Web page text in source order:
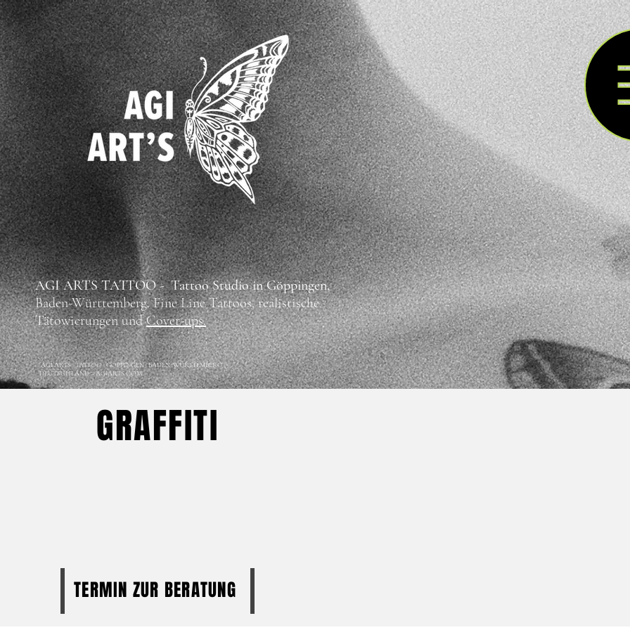
AGI ARTS TATTOO - Tattoo Studio in Göppingen,
Baden-Württemberg.Fine Line Tattoos, realistische
Tätowierungen undCover-ups.
AGI ARTS · TATTOO · GÖPPINGEN · BADEN-WÜRTTEMBERG ·
DEUTSCHLAND – AGIARTS.COM
GRAFFITI
TERMIN ZUR BERATUNG